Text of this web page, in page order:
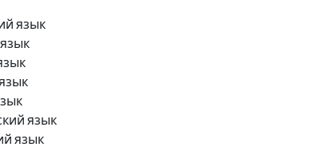
язык
язык
язык